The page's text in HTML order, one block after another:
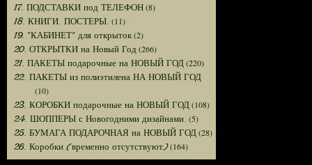
17. ПОДСТАВКИ под ТЕЛЕФОН(8)
18. КНИГИ. ПОСТЕРЫ. (11)
19. "КАБИНЕТ" для открыток(2)
20. ОТКРЫТКИ на Новый Год (266)
21. ПАКЕТЫ подарочные на НОВЫЙ ГОД(220)
22. ПАКЕТЫ из полиэтилена НА НОВЫЙ ГОД
(10)
23. КОРОБКИ подарочные на НОВЫЙ ГОД(108)
24. ШОППЕРЫ с Новогодними дизайнами. (5)
25. БУМАГА ПОДАРОЧНАЯ на НОВЫЙ ГОД(28)
26. Коробки (временно отсутствуют)(164)